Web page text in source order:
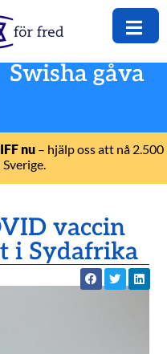
Swisha gåva
nu– hjälp oss att nå 2.500
vaccin
i Sydafrika